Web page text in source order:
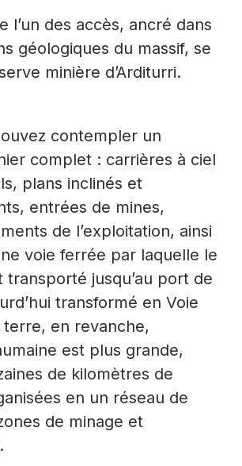
l’un des accès, ancré dans
géologiques du massif, se
minière d’Arditurri.
contempler un
complet : carrières à ciel
plans inclinés et
entrées de mines,
de l’exploitation, ainsi
voie ferrée par laquelle le
transporté jusqu’au port de
transformé en Voie
en revanche,
est plus grande,
de kilomètres de
en un réseau de
de minage et